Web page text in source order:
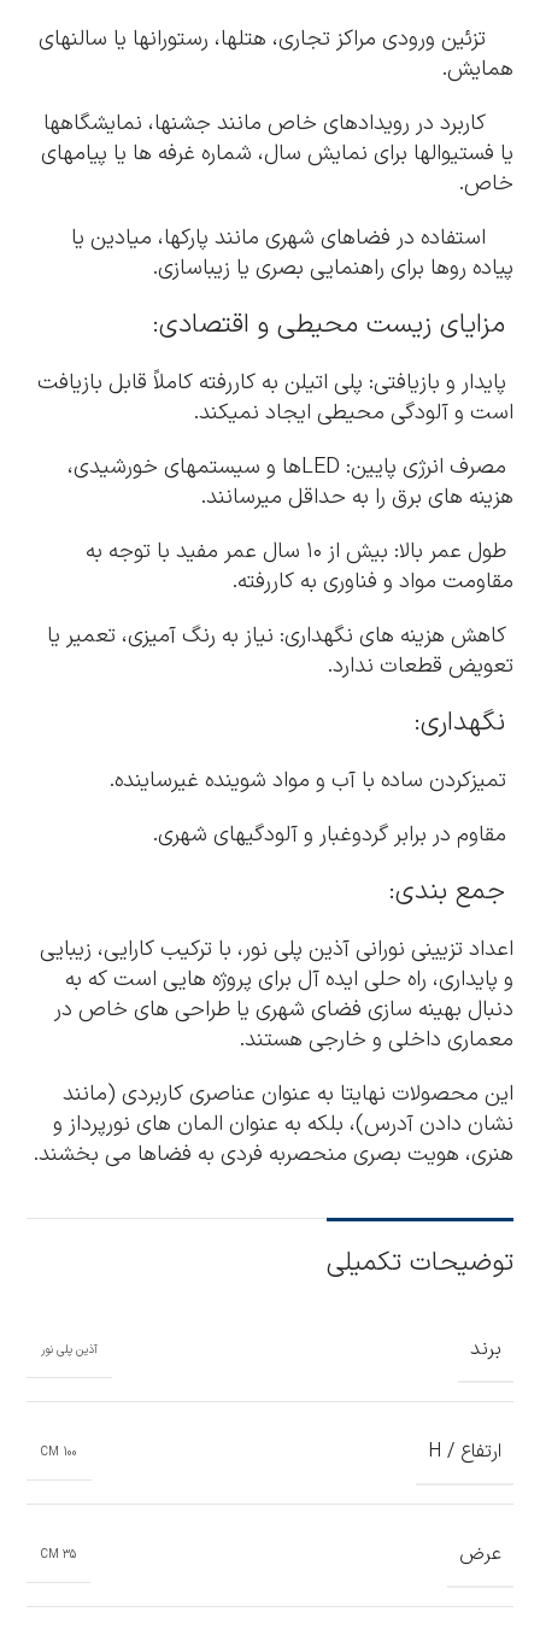
تزئین ورودی مراکز تجاری، هتلها، رستورانها یا سالنهای
همایش.
کاربرد در رویدادهای خاص مانند جشنها، نمایشگاهها
یا فستیوالها برای نمایش سال، شماره غرفه ها یا پیامهای
خاص.
استفاده در فضاهای شهری مانند پارکها، میادین یا
پیاده روها برای راهنمایی بصری یا زیباسازی.
مزایای زیست محیطی و اقتصادی:
پایدار و بازیافتی: پلی اتیلن به کاررفته کاملاً قابل بازیافت
است و آلودگی محیطی ایجاد نمیکند.
مصرف انرژی پایین: LEDها و سیستمهای خورشیدی،
هزینه های برق را به حداقل میرسانند.
طول عمر بالا: بیش از ۱۰ سال عمر مفید با توجه به
مقاومت مواد و فناوری به کاررفته.
کاهش هزینه های نگهداری: نیاز به رنگ آمیزی، تعمیر یا
تعویض قطعات ندارد.
نگهداری:
تمیزکردن ساده با آب و مواد شوینده غیرساینده.
مقاوم در برابر گردوغبار و آلودگیهای شهری.
جمع بندی:
اعداد تزیینی نورانی آذین پلی نور، با ترکیب کارایی، زیبایی
و پایداری، راه حلی ایده آل برای پروژه هایی است که به
دنبال بهینه سازی فضای شهری یا طراحی های خاص در
معماری داخلی و خارجی هستند.
این محصولات نهایتا به عنوان عناصری کاربردی (مانند
نشان دادن آدرس)، بلکه به عنوان المان های نورپرداز و
هنری، هویت بصری منحصربه فردی به فضاها می بخشند.
توضیحات تکمیلی
برند آذین پلی نور
ارتفاع / H 100 CM
عرض 35 CM